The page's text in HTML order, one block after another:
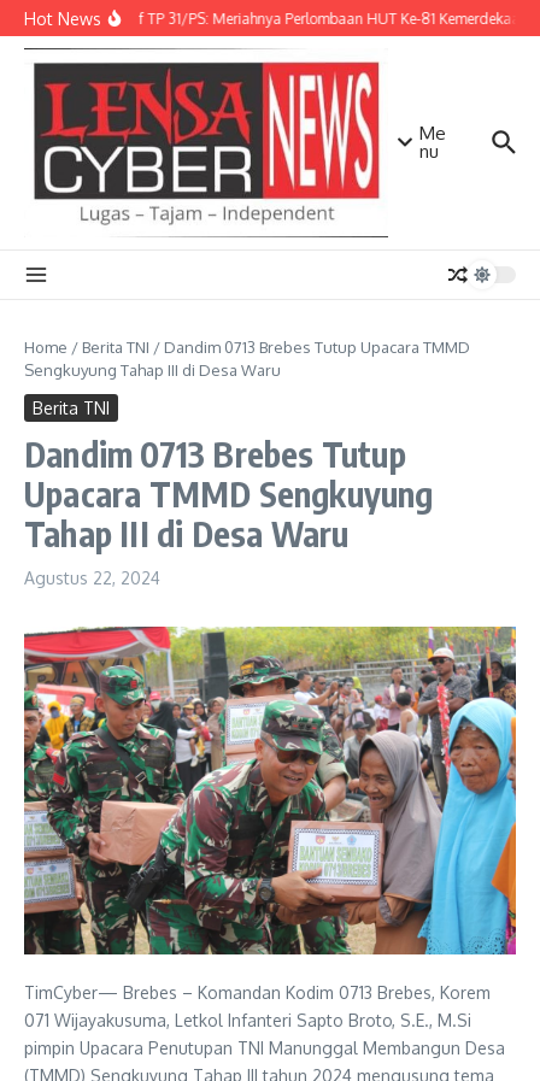
Lewati ke konten
Hot NewsDanbrigif TP 31/PS: Meriahnya Perlombaan HUT Ke-81
Me
nu
Home / Berita TNI / Dandim 0713 Brebes Tutup Upacara TMMD
Sengkuyung Tahap III di Desa Waru
Berita TNI
Dandim 0713 Brebes Tutup
Upacara TMMD Sengkuyung
Tahap III di Desa Waru
Agustus 22, 2024
TimCyber— Brebes – Komandan Kodim 0713 Brebes, Korem
071 Wijayakusuma, Letkol Infanteri Sapto Broto, S.E., M.Si
pimpin Upacara Penutupan TNI Manunggal Membangun Desa
(TMMD) Sengkuyung Tahap III tahun 2024 mengusung tema